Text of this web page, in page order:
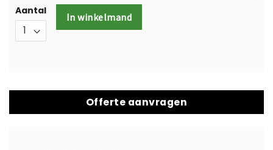
Aantal
In winkelmand
Offerte aanvragen